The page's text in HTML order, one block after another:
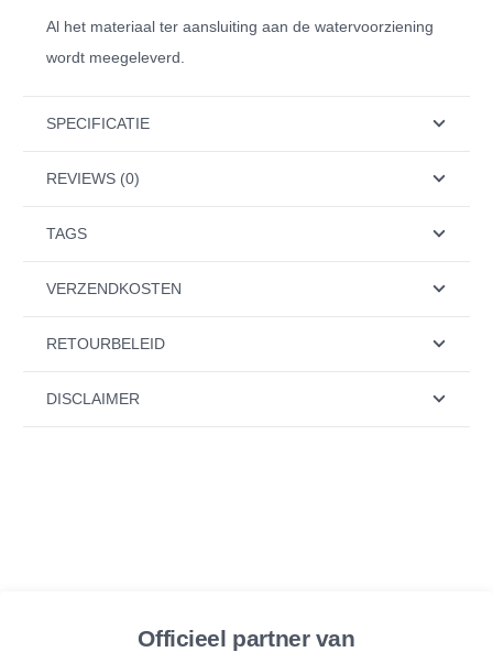
Al het materiaal ter aansluiting aan de watervoorziening
wordt meegeleverd.
SPECIFICATIE
REVIEWS (0)
TAGS
VERZENDKOSTEN
RETOURBELEID
DISCLAIMER
Officieel partner van